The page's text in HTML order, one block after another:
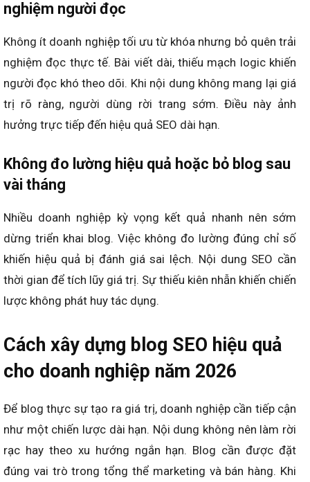
nghiệm người đọc
Không ít doanh nghiệp tối ưu từ khóa nhưng bỏ quên trải
nghiệm đọc thực tế. Bài viết dài, thiếu mạch logic khiến
người đọc khó theo dõi. Khi nội dung không mang lại giá
trị rõ ràng, người dùng rời trang sớm. Điều này ảnh
hưởng trực tiếp đến hiệu quả SEO dài hạn.
Không đo lường hiệu quả hoặc bỏ blog sau
vài tháng
Nhiều doanh nghiệp kỳ vọng kết quả nhanh nên sớm
dừng triển khai blog. Việc không đo lường đúng chỉ số
khiến hiệu quả bị đánh giá sai lệch. Nội dung SEO cần
thời gian để tích lũy giá trị. Sự thiếu kiên nhẫn khiến chiến
lược không phát huy tác dụng.
Cách xây dựng blog SEO hiệu quả
cho doanh nghiệp năm 2026
Để blog thực sự tạo ra giá trị, doanh nghiệp cần tiếp cận
như một chiến lược dài hạn. Nội dung không nên làm rời
rạc hay theo xu hướng ngắn hạn. Blog cần được đặt
đúng vai trò trong tổng thể marketing và bán hàng. Khi